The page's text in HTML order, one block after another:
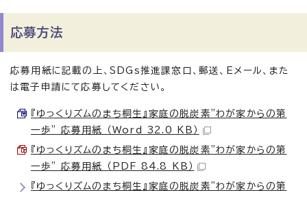
応募方法
応募用紙に記載の上、SDGs推進課窓口、郵送、Eメール、また
は電子申請にて応募してください。
『ゆっくりズムのまち桐生』家庭の脱炭素"わが家からの第
一歩" 応募用紙 （Word 32.0 KB）
『ゆっくりズムのまち桐生』家庭の脱炭素"わが家からの第
一歩" 応募用紙 （PDF 84.8 KB）
『ゆっくりズムのまち桐生』家庭の脱炭素"わが家からの第